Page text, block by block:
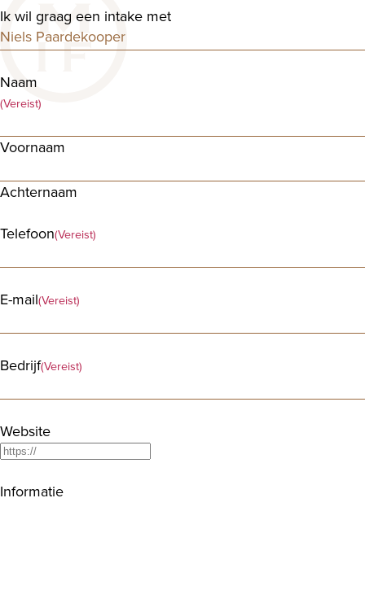
Ik wil graag een intake met
Naam
(Vereist)
Voornaam
Achternaam
Telefoon(Vereist)
E-mail(Vereist)
Bedrijf(Vereist)
Website
Informatie